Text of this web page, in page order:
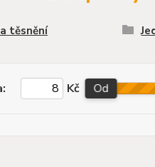
těsnění
Kč Od